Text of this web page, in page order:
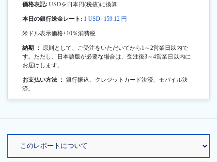
価格表記: USDを日本円(税抜)に換算
本日の銀行送金レート: 1 USD=159.12 円
米ドル表示価格+10％消費税.
納期 ： 原則として、ご受注をいただいてから1～2営業日以内で
す。ただし、日本語版が必要な場合は、受注後3～4営業日以内に
お届けします。
お支払い方法 ： 銀行振込、クレジットカード決済、モバイル決
済。